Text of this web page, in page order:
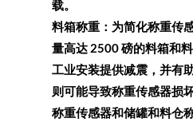
载。
料箱称重：为简化称重传
量高达 2500 磅的料箱和
工业安装提供减震，并有
则可能导致称重传感器损
称重传感器和储罐和料仓